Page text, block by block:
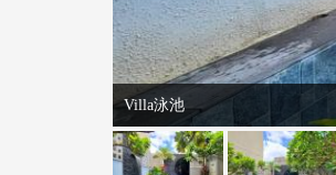
Villa泳池